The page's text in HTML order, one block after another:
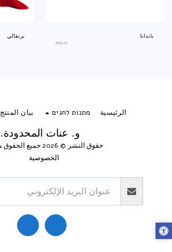
باندانا
an2415
برتقالي
و. عنات المحدودة.
حقوق النشر © 2026 جميع الحقوق محفوظة
الخصوصية
الرئيسية מתנות לחגים بيان المنتج